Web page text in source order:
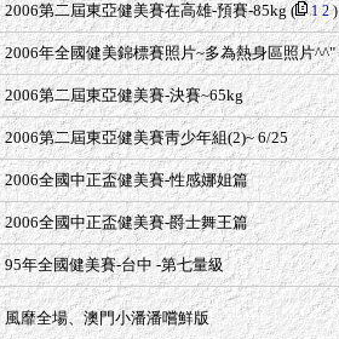
2006第二屆東亞健美賽在高雄-預賽-85kg( 1 2)
2006年全國健美錦標賽照片~多為熱身區照片^^"
2006第二屆東亞健美賽-決賽~65kg
2006第二屆東亞健美賽靑少年組(2)~ 6/25
2006全國中正盃健美賽-性感娜姐篇
2006全國中正盃健美賽-爵士舞王篇
95年全國健美賽-台中 -第七量級
風靡全場、澳門小潘潘嚐鮮版